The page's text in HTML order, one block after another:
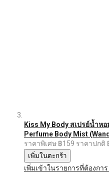
Kiss My Body สเปรย์น้ำห
Perfume Body Mist
ราคาพิเศษ ฿159 ราคาปกติ
เพิ่มในตะกร้า
เพิ่มเข้าในรายการที่ต้องการ